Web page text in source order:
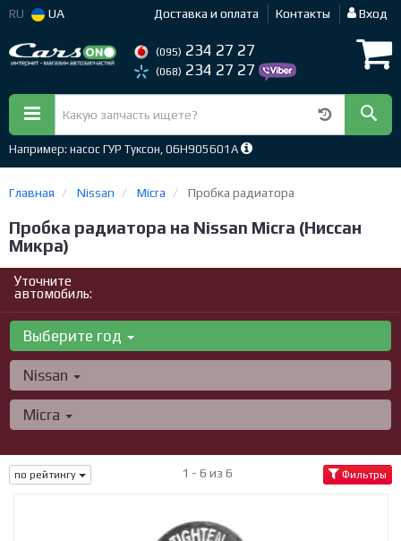
RU UA Доставка и оплата Контакты Вход
(095) 234 27 27
(068) 234 27 27
Например: насос ГУР Туксон, 06H905601A
Главная Nissan Micra Пробка радиатора
Пробка радиатора на Nissan Micra (Ниссан
Микра)
Уточните
автомобиль:
Выберите год
Nissan
Micra
по рейтингу 1 - 6 из 6 Фильтры